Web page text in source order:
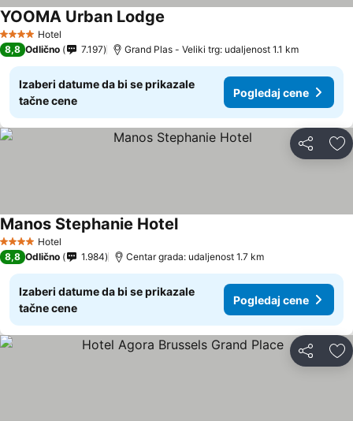
4 ZvezdiceHotel
YOOMA Urban Lodge
8,8 Odlično 7.197 Grand Plas - Veliki trg: udaljenost 1.1 km
Izaberi datume da bi se prikazale
tačne cene
Pogledaj cene
Deli
4 ZvezdiceHotel
Manos Stephanie HotelPogledaj cene
8,8 Odlično 1.984 Centar grada: udaljenost 1.7 km
Izaberi datume da bi se prikazale
tačne cene
Pogledaj cene
Deli